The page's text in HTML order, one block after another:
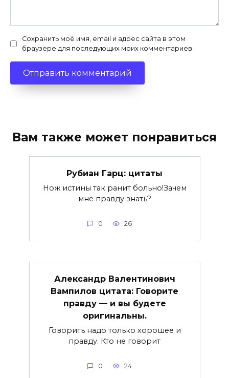
Сохранить моё имя, email и адрес сайта в этом
браузере для последующих моих комментариев.
Вам также может понравиться
Рубиан Гарц: цитаты
Нож истины так ранит больно!Зачем
мне правду знать?
0 26
Александр Валентинович
Вампилов цитата: Говорите
правду — и вы будете
оригинальны.
Говорить надо только хорошее и
правду. Кто не говорит
0 24